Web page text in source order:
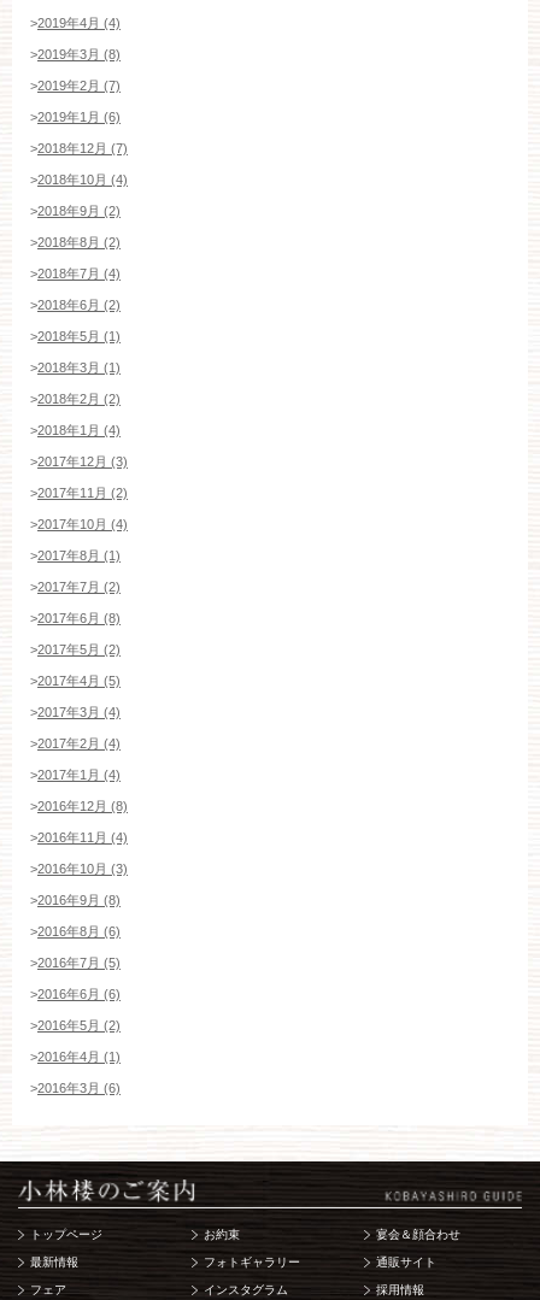
>2019年4月 (4)
>2019年3月 (8)
>2019年2月 (7)
>2019年1月 (6)
>2018年12月 (7)
>2018年10月 (4)
>2018年9月 (2)
>2018年8月 (2)
>2018年7月 (4)
>2018年6月 (2)
>2018年5月 (1)
>2018年3月 (1)
>2018年2月 (2)
>2018年1月 (4)
>2017年12月 (3)
>2017年11月 (2)
>2017年10月 (4)
>2017年8月 (1)
>2017年7月 (2)
>2017年6月 (8)
>2017年5月 (2)
>2017年4月 (5)
>2017年3月 (4)
>2017年2月 (4)
>2017年1月 (4)
>2016年12月 (8)
>2016年11月 (4)
>2016年10月 (3)
>2016年9月 (8)
>2016年8月 (6)
>2016年7月 (5)
>2016年6月 (6)
>2016年5月 (2)
>2016年4月 (1)
>2016年3月 (6)
トップページ
最新情報
フェア
お約束
フォトギャラリー
インスタグラム
宴会＆顔合わせ
通販サイト
採用情報